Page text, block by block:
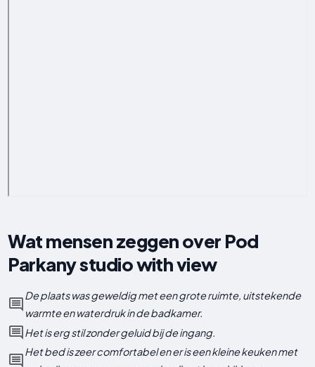
Wat mensen zeggen over Pod
Parkany studio with view
De plaats was geweldig met een grote ruimte, uitstekende
warmte en waterdruk in de badkamer.
Het is erg stil zonder geluid bij de ingang.
Het bed is zeer comfortabel en er is een kleine keuken met